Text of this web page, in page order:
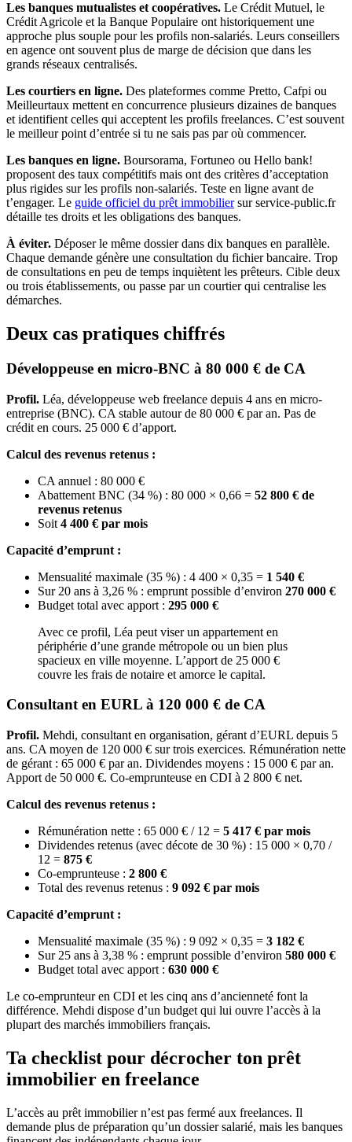
Les banques mutualistes et coopératives. Le Crédit Mutuel, le
Crédit Agricole et la Banque Populaire ont historiquement une
approche plus souple pour les profils non-salariés. Leurs conseillers
en agence ont souvent plus de marge de décision que dans les
grands réseaux centralisés.
Les courtiers en ligne. Des plateformes comme Pretto, Cafpi ou
Meilleurtaux mettent en concurrence plusieurs dizaines de banques
et identifient celles qui acceptent les profils freelances. C’est souvent
le meilleur point d’entrée si tu ne sais pas par où commencer.
Les banques en ligne. Boursorama, Fortuneo ou Hello bank!
proposent des taux compétitifs mais ont des critères d’acceptation
plus rigides sur les profils non-salariés. Teste en ligne avant de
t’engager. Le guide officiel du prêt immobiliersur service-public.fr
détaille tes droits et les obligations des banques.
À éviter. Déposer le même dossier dans dix banques en parallèle.
Chaque demande génère une consultation du fichier bancaire. Trop
de consultations en peu de temps inquiètent les prêteurs. Cible deux
ou trois établissements, ou passe par un courtier qui centralise les
démarches.
Deux cas pratiques chiffrés
Développeuse en micro-BNC à 80 000 € de CA
Profil. Léa, développeuse web freelance depuis 4 ans en micro-
entreprise (BNC). CA stable autour de 80 000 € par an. Pas de
crédit en cours. 25 000 € d’apport.
Calcul des revenus retenus :
CA annuel : 80 000 €
Abattement BNC (34 %) : 80 000 × 0,66 = 52 800 € de
revenus retenus
Soit 4 400 € par mois
Capacité d’emprunt :
Mensualité maximale (35 %) : 4 400 × 0,35 = 1 540 €
Sur 20 ans à 3,26 % : emprunt possible d’environ 270 000 €
Budget total avec apport : 295 000 €
Avec ce profil, Léa peut viser un appartement en
périphérie d’une grande métropole ou un bien plus
spacieux en ville moyenne. L’apport de 25 000 €
couvre les frais de notaire et amorce le capital.
Consultant en EURL à 120 000 € de CA
Profil. Mehdi, consultant en organisation, gérant d’EURL depuis 5
ans. CA moyen de 120 000 € sur trois exercices. Rémunération nette
de gérant : 65 000 € par an. Dividendes moyens : 15 000 € par an.
Apport de 50 000 €. Co-emprunteuse en CDI à 2 800 € net.
Calcul des revenus retenus :
Rémunération nette : 65 000 € / 12 = 5 417 € par mois
Dividendes retenus (avec décote de 30 %) : 15 000 × 0,70 /
12 = 875 €
Co-emprunteuse : 2 800 €
Total des revenus retenus : 9 092 € par mois
Capacité d’emprunt :
Mensualité maximale (35 %) : 9 092 × 0,35 = 3 182 €
Sur 25 ans à 3,38 % : emprunt possible d’environ 580 000 €
Budget total avec apport : 630 000 €
Le co-emprunteur en CDI et les cinq ans d’ancienneté font la
différence. Mehdi dispose d’un budget qui lui ouvre l’accès à la
plupart des marchés immobiliers français.
Ta checklist pour décrocher ton prêt
immobilier en freelance
L’accès au prêt immobilier n’est pas fermé aux freelances. Il
demande plus de préparation qu’un dossier salarié, mais les banques